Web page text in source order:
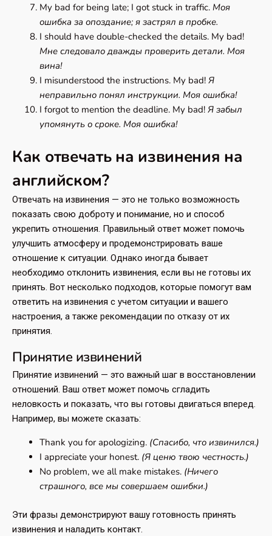
My bad for being late; I got stuck in traffic. Моя
ошибка за опоздание; я застрял в пробке.
I should have double-checked the details. My bad!
Мне следовало дважды проверить детали. Моя
вина!
I misunderstood the instructions. My bad! Я
неправильно понял инструкции. Моя ошибка!
I forgot to mention the deadline. My bad! Я забыл
упомянуть о сроке. Моя ошибка!
Как отвечать на извинения на
английском?
Отвечать на извинения — это не только возможность
показать свою доброту и понимание, но и способ
укрепить отношения. Правильный ответ может помочь
улучшить атмосферу и продемонстрировать ваше
отношение к ситуации. Однако иногда бывает
необходимо отклонить извинения, если вы не готовы их
принять. Вот несколько подходов, которые помогут вам
ответить на извинения с учетом ситуации и вашего
настроения, а также рекомендации по отказу от их
принятия.
Принятие извинений
Принятие извинений — это важный шаг в восстановлении
отношений. Ваш ответ может помочь сгладить
неловкость и показать, что вы готовы двигаться вперед.
Например, вы можете сказать:
Thank you for apologizing. (Спасибо, что извинился.)
I appreciate your honest. (Я ценю твою честность.)
No problem, we all make mistakes. (Ничего
страшного, все мы совершаем ошибки.)
Эти фразы демонстрируют вашу готовность принять
извинения и наладить контакт.